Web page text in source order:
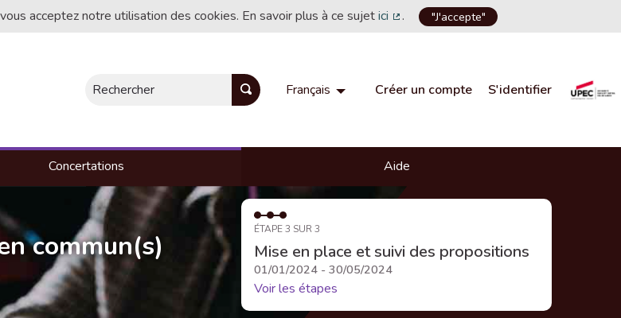
acceptez notre utilisation des cookies. En savoir plus à ce sujetici
(Lien externe)
. "J'accepte"
Rechercher Français Choisir la langueChoose language
Créer un compte S'identifier
Concertations Aide
commun(s) ÉTAPE 3 SUR 3
Mise en place et suivi des propositions
01/01/2024 - 30/05/2024
Voir les étapes